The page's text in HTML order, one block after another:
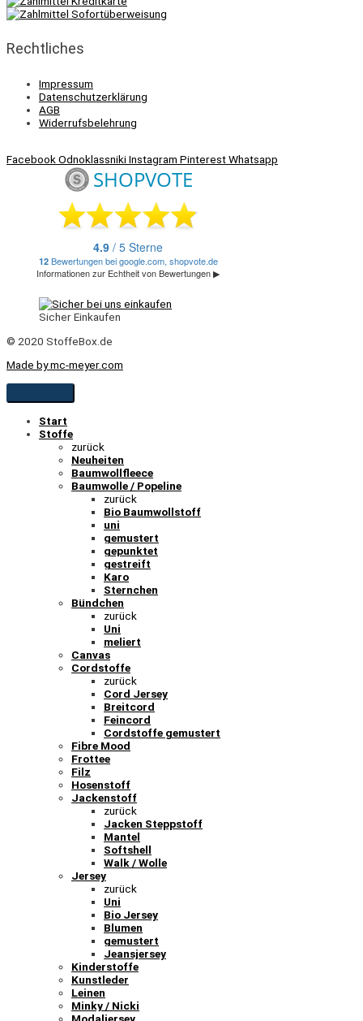
Rechtliches
Impressum
Datenschutzerklärung
AGB
Widerrufsbelehrung
FacebookOdnoklassnikiInstagram PinterestWhatsapp
Sicher Einkaufen
© 2020 StoffeBox.de
Made by mc-meyer.com
Start
Stoffe
zurück
Neuheiten
Baumwollfleece
Baumwolle / Popeline
zurück
Bio Baumwollstoff
uni
gemustert
gepunktet
gestreift
Karo
Sternchen
Bündchen
zurück
Uni
meliert
Canvas
Cordstoffe
zurück
Cord Jersey
Breitcord
Feincord
Cordstoffe gemustert
Fibre Mood
Frottee
Filz
Hosenstoff
Jackenstoff
zurück
Jacken Steppstoff
Mantel
Softshell
Walk / Wolle
Jersey
zurück
Uni
Bio Jersey
Blumen
gemustert
Jeansjersey
Kinderstoffe
Kunstleder
Leinen
Minky / Nicki
Modaljersey